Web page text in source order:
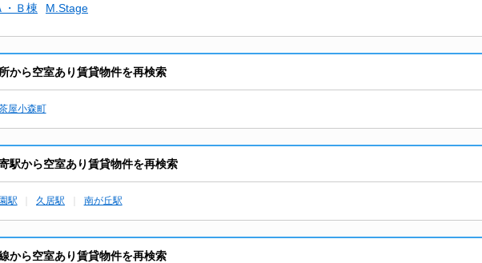
・Ｂ棟
M.Stage
から空室あり賃貸物件を再検索
屋小森町
駅から空室あり賃貸物件を再検索
駅 久居駅 南が丘駅
から空室あり賃貸物件を再検索